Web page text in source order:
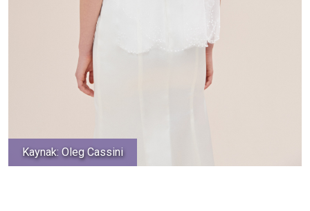
Kaynak: Oleg Cassini